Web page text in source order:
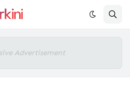
Advertisement